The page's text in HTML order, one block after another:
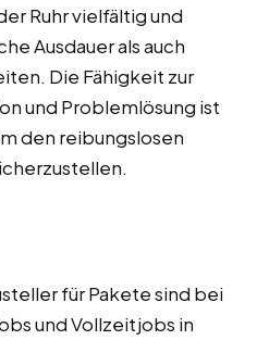
Ruhr vielfältig und
Ausdauer als auch
Die Fähigkeit zur
und Problemlösung ist
den reibungslosen
für Pakete sind bei
und Vollzeitjobs in